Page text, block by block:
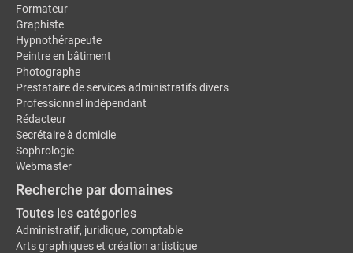
Formateur
Graphiste
Hypnothérapeute
Peintre en bâtiment
Photographe
Prestataire de services administratifs divers
Professionnel indépendant
Rédacteur
Secrétaire à domicile
Sophrologie
Webmaster
Recherche par domaines
Toutes les catégories
Administratif, juridique, comptable
Arts graphiques et création artistique